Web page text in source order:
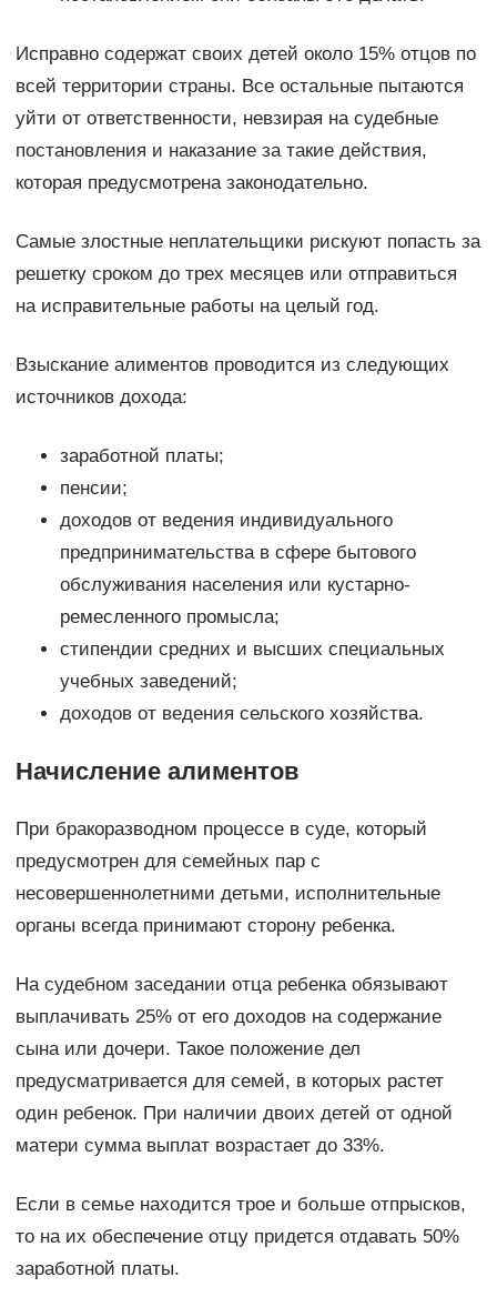
Исправно содержат своих детей около 15% отцов по
всей территории страны. Все остальные пытаются
уйти от ответственности, невзирая на судебные
постановления и наказание за такие действия,
которая предусмотрена законодательно.
Самые злостные неплательщики рискуют попасть за
решетку сроком до трех месяцев или отправиться
на исправительные работы на целый год.
Взыскание алиментов проводится из следующих
источников дохода:
заработной платы;
пенсии;
доходов от ведения индивидуального
предпринимательства в сфере бытового
обслуживания населения или кустарно-
ремесленного промысла;
стипендии средних и высших специальных
учебных заведений;
доходов от ведения сельского хозяйства.
Начисление алиментов
При бракоразводном процессе в суде, который
предусмотрен для семейных пар с
несовершеннолетними детьми, исполнительные
органы всегда принимают сторону ребенка.
На судебном заседании отца ребенка обязывают
выплачивать 25% от его доходов на содержание
сына или дочери. Такое положение дел
предусматривается для семей, в которых растет
один ребенок. При наличии двоих детей от одной
матери сумма выплат возрастает до 33%.
Если в семье находится трое и больше отпрысков,
то на их обеспечение отцу придется отдавать 50%
заработной платы.